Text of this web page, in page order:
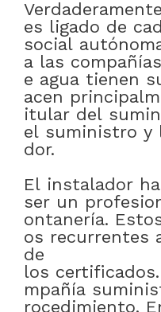
Verdaderamente
es ligado de
social
a las compañías
e agua tienen
acen
itular del
el suministro y
dor.
El instalador
ser un
ontanería.
os recurrentes
de
los certificados.
mpañía
rocedimiento.